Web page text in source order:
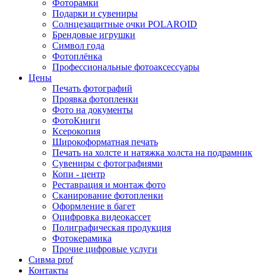
Фоторамки
Подарки и сувениры
Солнцезащитные очки POLAROID
Брендовые игрушки
Символ года
Фотоплёнка
Профессиональные фотоаксессуары
Цены
Печать фотографий
Проявка фотопленки
Фото на документы
ФотоКниги
Ксерокопия
Широкоформатная печать
Печать на холсте и натяжка холста на подрамник
Сувениры с фотографиями
Копи - центр
Реставрация и монтаж фото
Сканирование фотопленки
Оформление в багет
Оцифровка видеокассет
Полиграфическая продукция
Фотокерамика
Прочие цифровые услуги
Сивма prof
Контакты